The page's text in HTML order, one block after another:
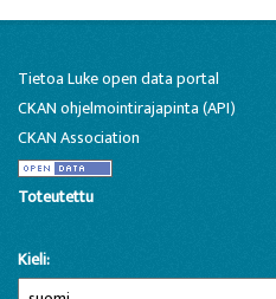
Tietoa Luke open data portal
CKAN ohjelmointirajapinta (API)
CKAN Association
Toteutettu
Kieli